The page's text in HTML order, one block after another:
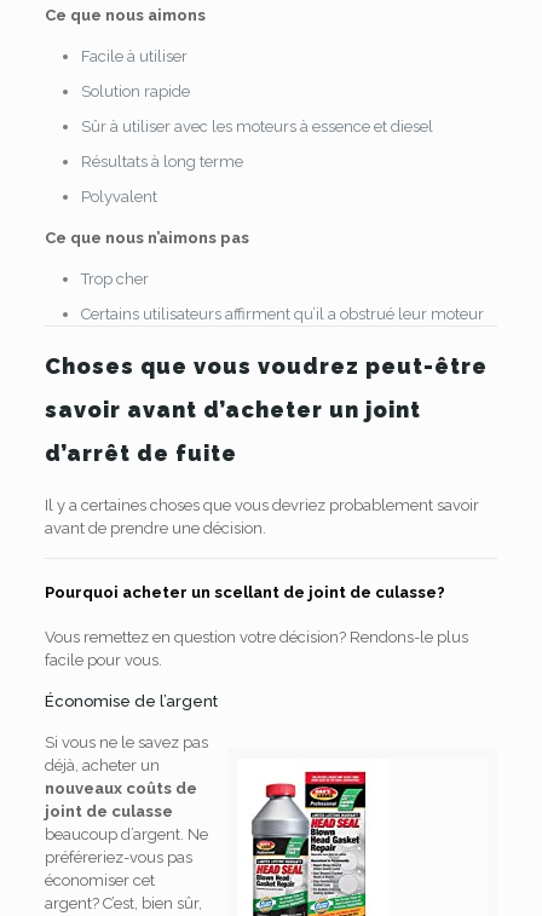
Ce que nous aimons
Facile à utiliser
Solution rapide
Sûr à utiliser avec les moteurs à essence et diesel
Résultats à long terme
Polyvalent
Ce que nous n’aimons pas
Trop cher
Certains utilisateurs affirment qu’il a obstrué leur moteur
Choses que vous voudrez peut-être
savoir avant d’acheter un joint
d’arrêt de fuite
Il y a certaines choses que vous devriez probablement savoir
avant de prendre une décision.
Pourquoi acheter un scellant de joint de culasse?
Vous remettez en question votre décision? Rendons-le plus
facile pour vous.
Économise de l’argent
Si vous ne le savez pas
déjà, acheter un
nouveaux coûts de
joint de culasse
beaucoup d’argent. Ne
préféreriez-vous pas
économiser cet
argent? C’est, bien sûr,